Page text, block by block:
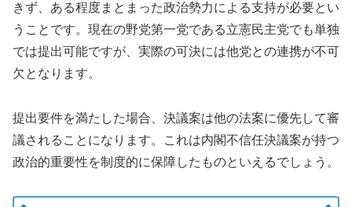
きず、ある程度まとまった政治勢力による支持が必要とい
うことです。現在の野党第一党である立憲民主党でも単独
では提出可能ですが、実際の可決には他党との連携が不可
欠となります。
提出要件を満たした場合、決議案は他の法案に優先して審
議されることになります。これは内閣不信任決議案が持つ
政治的重要性を制度的に保障したものといえるでしょう。